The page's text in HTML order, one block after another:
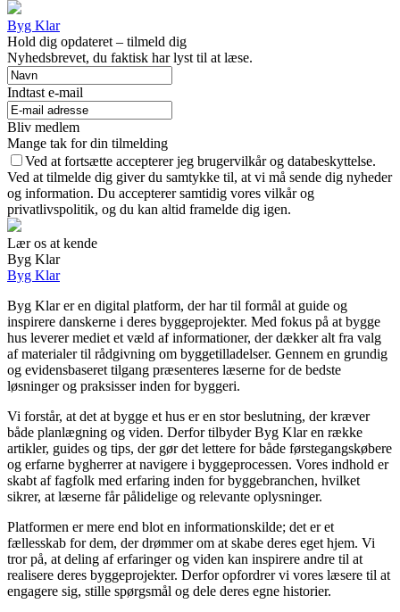
Byg Klar
Hold dig opdateret – tilmeld dig
Nyhedsbrevet, du faktisk har lyst til at læse.
Indtast e-mail
Bliv medlem
Mange tak for din tilmelding
Ved at fortsætte accepterer jeg brugervilkår og databeskyttelse.
Ved at tilmelde dig giver du samtykke til, at vi må sende dig nyheder
og information. Du accepterer samtidig vores vilkår og
privatlivspolitik, og du kan altid framelde dig igen.
Lær os at kende
Byg Klar
Byg Klar
Byg Klar er en digital platform, der har til formål at guide og
inspirere danskerne i deres byggeprojekter. Med fokus på at bygge
hus leverer mediet et væld af informationer, der dækker alt fra valg
af materialer til rådgivning om byggetilladelser. Gennem en grundig
og evidensbaseret tilgang præsenteres læserne for de bedste
løsninger og praksisser inden for byggeri.
Vi forstår, at det at bygge et hus er en stor beslutning, der kræver
både planlægning og viden. Derfor tilbyder Byg Klar en række
artikler, guides og tips, der gør det lettere for både førstegangskøbere
og erfarne bygherrer at navigere i byggeprocessen. Vores indhold er
skabt af fagfolk med erfaring inden for byggebranchen, hvilket
sikrer, at læserne får pålidelige og relevante oplysninger.
Platformen er mere end blot en informationskilde; det er et
fællesskab for dem, der drømmer om at skabe deres eget hjem. Vi
tror på, at deling af erfaringer og viden kan inspirere andre til at
realisere deres byggeprojekter. Derfor opfordrer vi vores læsere til at
engagere sig, stille spørgsmål og dele deres egne historier.